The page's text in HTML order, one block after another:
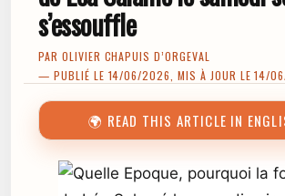
s’essouffle
PAR OLIVIER CHAPUIS D’ORGEVAL
— PUBLIÉ LE 14/06/2026, MIS À JOUR LE 14/
🌍 READ THIS ARTICLE IN